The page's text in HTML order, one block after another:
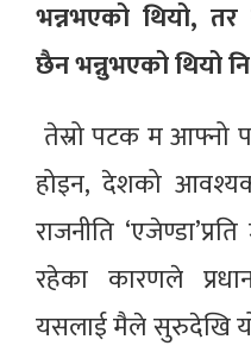
भन्नभएको थियो,
छैन भन्नुभएको थियो
तेस्रो पटक म आफ्नो
होइन, देशको
राजनीति
रहेका कारणले
यसलाई मैले सुरुदेखि